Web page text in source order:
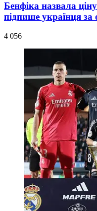
Бенфіка назвала
підпише українця за
4 056